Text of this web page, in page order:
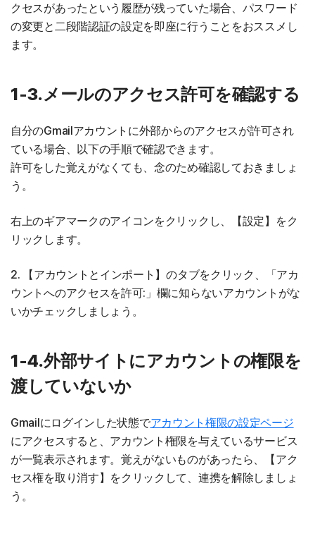
クセスがあったという履歴が残っていた場合、パスワード
の変更と二段階認証の設定を即座に行うことをおススメし
ます。
1-3.メールのアクセス許可を確認する
自分のGmailアカウントに外部からのアクセスが許可され
ている場合、以下の手順で確認できます。
許可をした覚えがなくても、念のため確認しておきましょ
う。
右上のギアマークのアイコンをクリックし、【設定】をク
リックします。
2. 【アカウントとインポート】のタブをクリック、「アカ
ウントへのアクセスを許可:」欄に知らないアカウントがな
いかチェックしましょう。
1-4.外部サイトにアカウントの権限を
渡していないか
Gmailにログインした状態でアカウント権限の設定ページ
にアクセスすると、アカウント権限を与えているサービス
が一覧表示されます。覚えがないものがあったら、【アク
セス権を取り消す】をクリックして、連携を解除しましょ
う。